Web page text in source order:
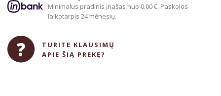
Minimalus pradinis įnašas nuo 0.00 €. Paskolos
laikotarpis 24 mėnesių.
TURITE KLAUSIMŲ
APIE ŠIĄ PREKĘ?